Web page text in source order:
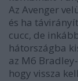
Az Avenger
és ha
cucc, de
hátországba
az M6
hogy vissza